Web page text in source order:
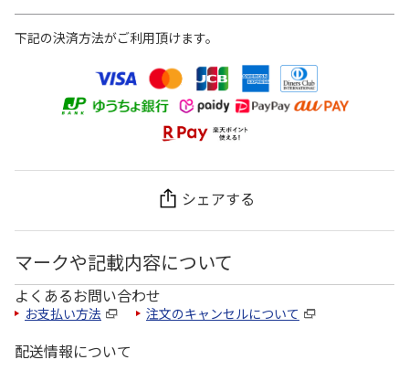
下記の決済方法がご利用頂けます。
シェアする
マークや記載内容について
よくあるお問い合わせ
お支払い方法 注文のキャンセルについて
配送情報について